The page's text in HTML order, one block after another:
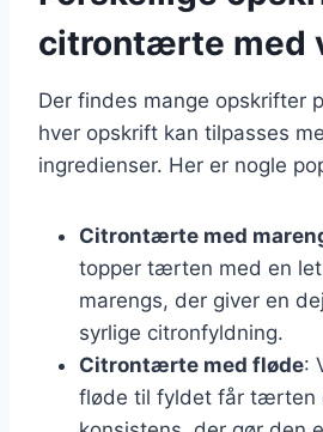
citrontærte med
Der findes mange opskrifter
hver opskrift kan tilpasses
ingredienser. Her er nogle
Citrontærte med
topper tærten med en
marengs, der giver en
syrlige citronfyldning.
Citrontærte med fløde:
fløde til fyldet får tærten